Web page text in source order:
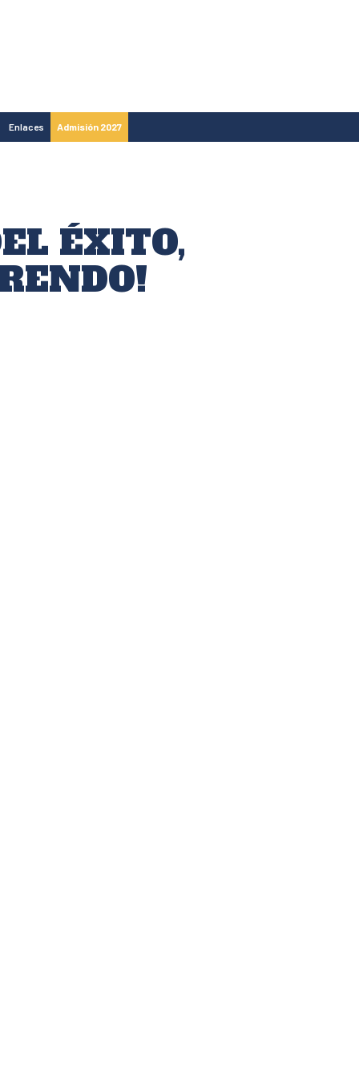
Enlaces Admisión 2027
ÉXITO,